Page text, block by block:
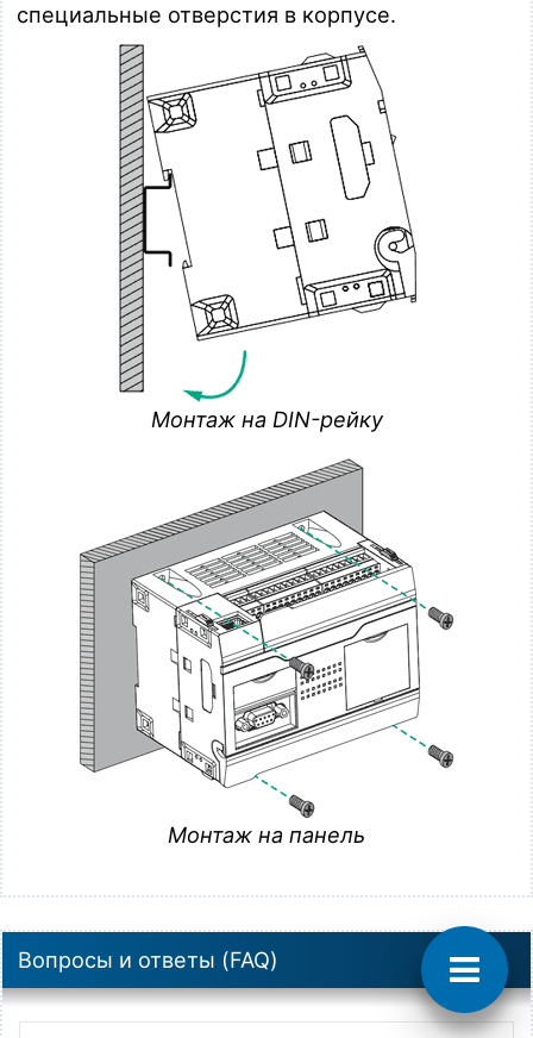
специальные отверстия в корпусе.
Монтаж на DIN-рейку
Монтаж на панель
Вопросы и ответы (FAQ)
Официальный дистрибьютор продукции
брендов
ELHART, VALMA и ONDO на территории